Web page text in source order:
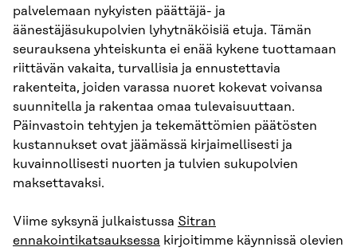
palvelemaan nykyisten päättäjä- ja
äänestäjäsukupolvien lyhytnäköisiä etuja. Tämän
seurauksena yhteiskunta ei enää kykene tuottamaan
riittävän vakaita, turvallisia ja ennustettavia
rakenteita, joiden varassa nuoret kokevat voivansa
suunnitella ja rakentaa omaa tulevaisuuttaan.
Päinvastoin tehtyjen ja tekemättömien päätösten
kustannukset ovat jäämässä kirjaimellisesti ja
kuvainnollisesti nuorten ja tulvien sukupolvien
maksettavaksi.
Viime syksynä julkaistussa Sitran
ennakointikatsauksessa kirjoitimme käynnissä olevien